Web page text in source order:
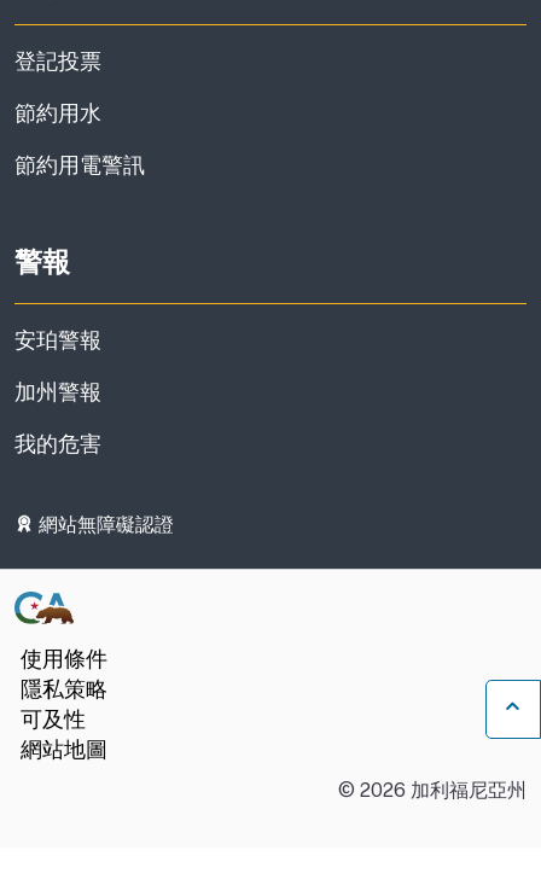
登記投票
節約用水
節約用電警訊
警報
安珀警報
加州警報
我的危害
網站無障礙認證
使用條件
隱私策略
可及性
網站地圖
© 2026 加利福尼亞州
返